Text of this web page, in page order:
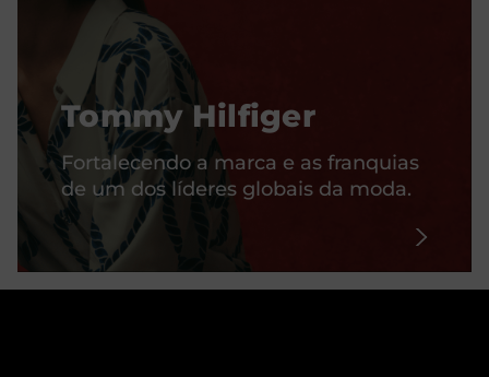
Tommy Hilfiger
Fortalecendo a marca e as franquias
de um dos líderes globais da moda.